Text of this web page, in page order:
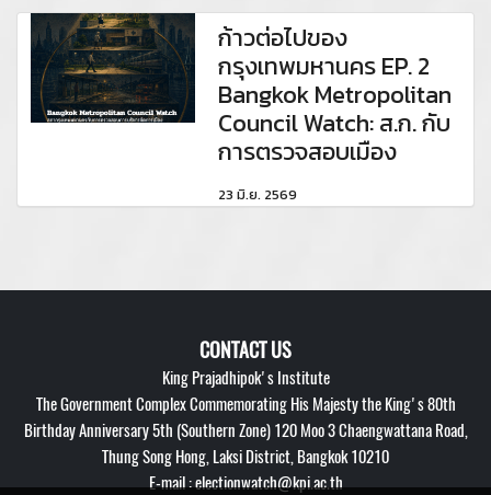
ก้าวต่อไปของ
กรุงเทพมหานคร EP. 2
Bangkok Metropolitan
Council Watch: ส.ก. กับ
การตรวจสอบเมือง
23 มิ.ย. 2569
CONTACT US
King Prajadhipok's Institute
The Government Complex Commemorating His Majesty the King's 80th
Birthday Anniversary 5th (Southern Zone) 120 Moo 3 Chaengwattana Road,
Thung Song Hong, Laksi District, Bangkok 10210
E-mail : electionwatch@kpi.ac.th